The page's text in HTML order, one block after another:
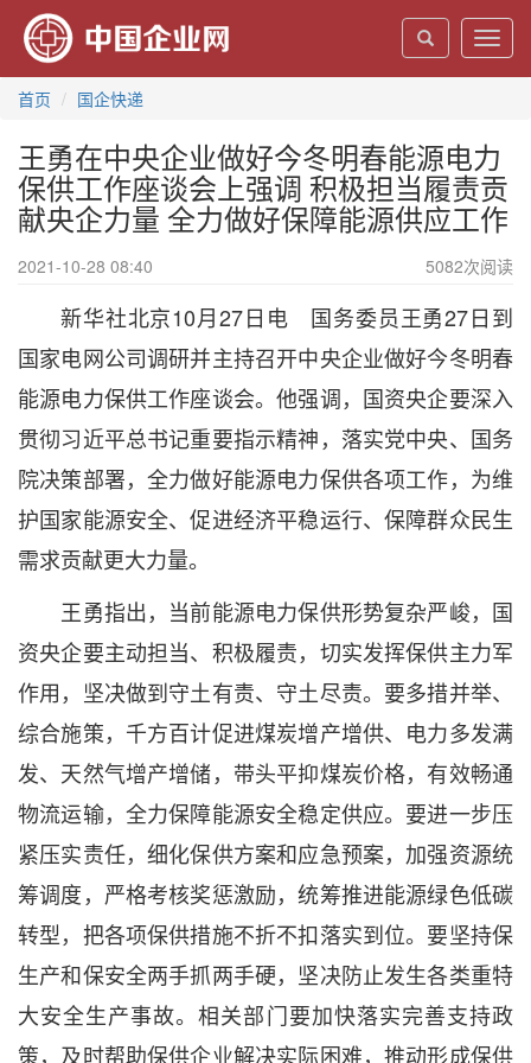
首页
国企快递
王勇在中央企业做好今冬明春能源电力
保供工作座谈会上强调 积极担当履责贡
献央企力量 全力做好保障能源供应工作
2021-10-28 08:40 5082次阅读
新华社北京10月27日电 国务委员王勇27日到
国家电网公司调研并主持召开中央企业做好今冬明春
能源电力保供工作座谈会。他强调，国资央企要深入
贯彻习近平总书记重要指示精神，落实党中央、国务
院决策部署，全力做好能源电力保供各项工作，为维
护国家能源安全、促进经济平稳运行、保障群众民生
需求贡献更大力量。
王勇指出，当前能源电力保供形势复杂严峻，国
资央企要主动担当、积极履责，切实发挥保供主力军
作用，坚决做到守土有责、守土尽责。要多措并举、
综合施策，千方百计促进煤炭增产增供、电力多发满
发、天然气增产增储，带头平抑煤炭价格，有效畅通
物流运输，全力保障能源安全稳定供应。要进一步压
紧压实责任，细化保供方案和应急预案，加强资源统
筹调度，严格考核奖惩激励，统筹推进能源绿色低碳
转型，把各项保供措施不折不扣落实到位。要坚持保
生产和保安全两手抓两手硬，坚决防止发生各类重特
大安全生产事故。相关部门要加快落实完善支持政
策，及时帮助保供企业解决实际困难，推动形成保供